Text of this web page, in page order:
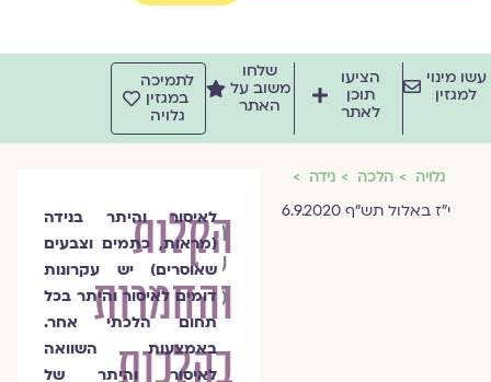
מינוי
למגזין
הציעו
תוכן
לאתר
שלחו
משוב על
האתר
לתמיכה
במגזין
גלויה
גלויה הלכה נידה
י"ז באלול תש"ף 6.9.2020
הקלות
והחמרות
בהלכות
הרבנית
שרה
סגל־כץ
לאיסור והיתר בנידה
(מראות, כתמים וצבעים
שאוסרים) יש עקרונות
דומים לאיסור והיתר בכל
תחום הלכתי אחר.
באמצעות השוואה
לאיסור והיתר של